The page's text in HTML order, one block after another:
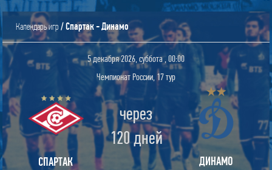
Календарь игр / Спартак - Динамо
5 декабря 2026, суббота , 00:00
Чемпионат России, 17 тур
СПАРТАК
через
120 дней
ДИНАМО